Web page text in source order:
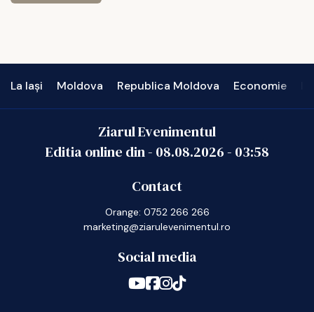
La Iași Moldova Republica Moldova Economie
Ziarul Evenimentul
Editia online din - 08.08.2026- 03:58
Contact
Orange: 0752 266 266
marketing@ziarulevenimentul.ro
Social media